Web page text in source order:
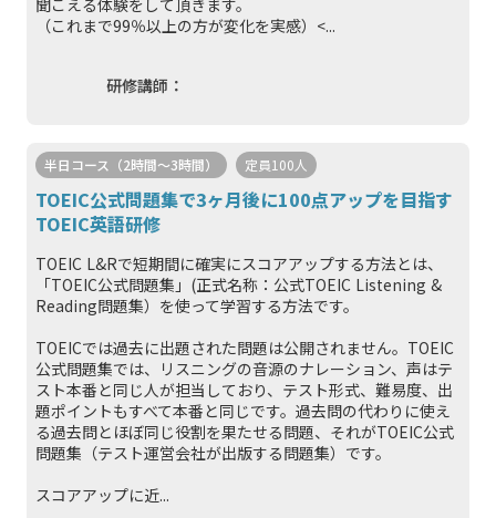
聞こえる体験をして頂きます。
（これまで99％以上の方が変化を実感）<...
研修講師：
半日コース（2時間～3時間） 定員100人
TOEIC公式問題集で3ヶ月後に100点アップを目指す
TOEIC英語研修
TOEIC L&Rで短期間に確実にスコアアップする方法とは、
「TOEIC公式問題集」(正式名称：公式TOEIC Listening &
Reading問題集）を使って学習する方法です。
TOEICでは過去に出題された問題は公開されません。TOEIC
公式問題集では、リスニングの音源のナレーション、声はテ
スト本番と同じ人が担当しており、テスト形式、難易度、出
題ポイントもすべて本番と同じです。過去問の代わりに使え
る過去問とほぼ同じ役割を果たせる問題、それがTOEIC公式
問題集（テスト運営会社が出版する問題集）です。
スコアアップに近...